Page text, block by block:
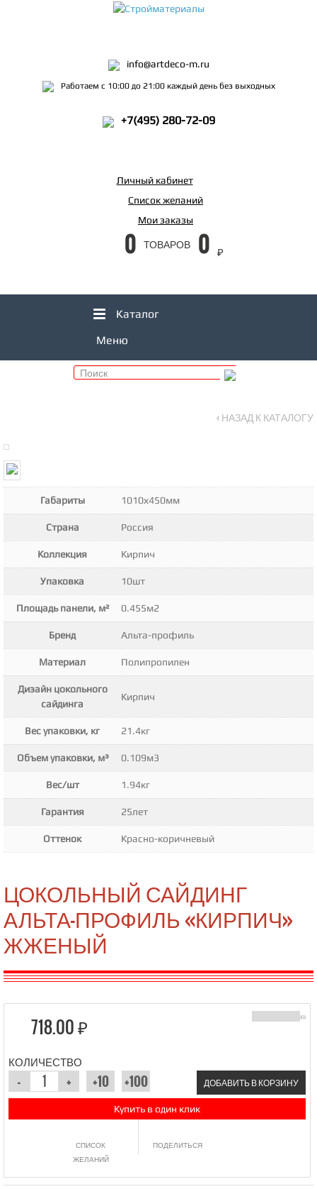
info@artdeco-m.ru
Работаем с 10:00 до 21:00 каждый день без выходных
+7(495) 280-72-09
Личный кабинет
Список желаний
Мои заказы
0 ТОВАРОВ 0 ₽
Каталог
Меню
‹ НАЗАД К КАТАЛОГУ
Габариты 1010х450мм
Страна Россия
Коллекция Кирпич
Упаковка 10шт
Площадь панели, м² 0.455м2
Бренд Альта-профиль
Материал Полипропилен
Дизайн цокольного
сайдинга
Кирпич
Вес упаковки, кг 21.4кг
Объем упаковки, м³ 0.109м3
Вес/шт 1.94кг
Гарантия 25лет
Оттенок Красно-коричневый
ЦОКОЛЬНЫЙ САЙДИНГ
АЛЬТА-ПРОФИЛЬ «КИРПИЧ»
ЖЖЕНЫЙ
(0)
718.00 ₽
КОЛИЧЕСТВО
ДОБАВИТЬ В КОРЗИНУ
Купить в один клик
СПИСОК
ЖЕЛАНИЙ
ПОДЕЛИТЬСЯ